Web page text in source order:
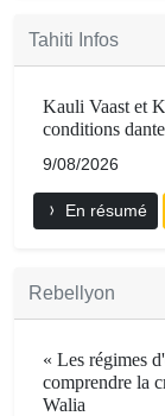
Tahiti Infos
Kauli Vaast et
conditions
9/08/2026
En résumé
Rebellyon
« Les régimes
comprendre la
Walia